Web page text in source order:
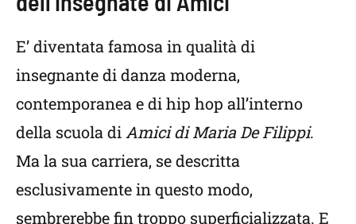
E’ diventata famosa in qualità di
insegnante di danza moderna,
contemporanea e di hip hop all’interno
della scuola di Amici di Maria De Filippi.
Ma la sua carriera, se descritta
esclusivamente in questo modo,
sembrerebbe fin troppo superficializzata. E